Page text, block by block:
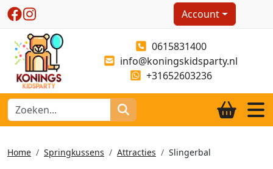
Account
0615831400
info@koningskidsparty.nl
+31652603236
Home Springkussens Attracties Slingerbal